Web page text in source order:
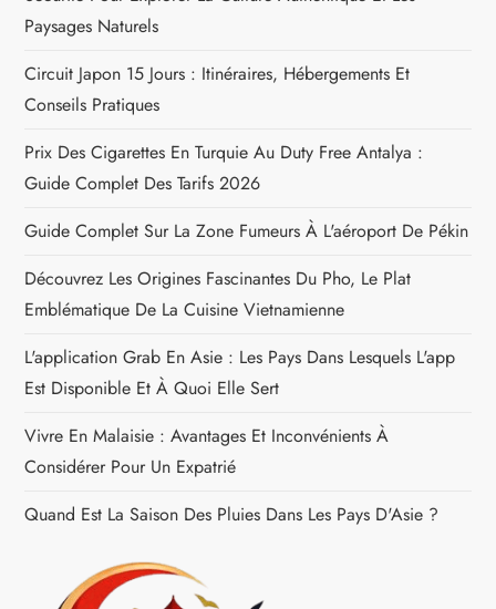
d
e
l
’
a
r
t
i
c
l
e
Paysages Naturels
Circuit Japon 15 Jours : Itinéraires, Hébergements Et
Conseils Pratiques
Prix Des Cigarettes En Turquie Au Duty Free Antalya :
Guide Complet Des Tarifs 2026
Guide Complet Sur La Zone Fumeurs À L'aéroport De Pékin
Découvrez Les Origines Fascinantes Du Pho, Le Plat
Emblématique De La Cuisine Vietnamienne
L'application Grab En Asie : Les Pays Dans Lesquels L'app
Est Disponible Et À Quoi Elle Sert
Vivre En Malaisie : Avantages Et Inconvénients À
Considérer Pour Un Expatrié
Quand Est La Saison Des Pluies Dans Les Pays D'Asie ?